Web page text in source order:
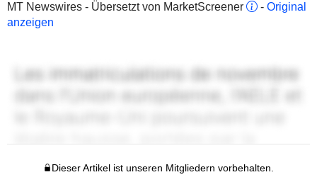
MT Newswires - Übersetzt von MarketScreener
- Original
anzeigen
Dieser Artikel ist unseren Mitgliedern vorbehalten.